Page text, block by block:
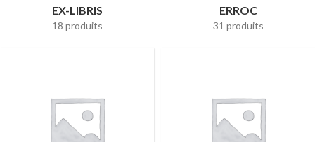
EX-LIBRIS
18 produits
ERROC
31 produits